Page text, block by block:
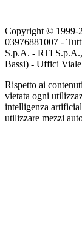
Copyright © 1999-
03976881007 -
S.p.A. - RTI
Bassi) - Uffici
Rispetto ai
vietata ogni
intelligenza
utilizzare mezzi